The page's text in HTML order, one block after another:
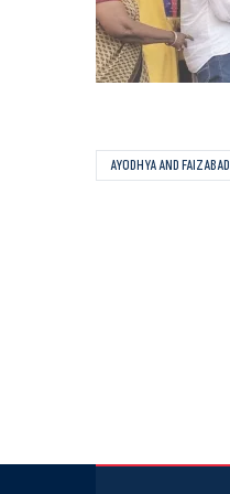
AYODHYA AND FAIZABAD